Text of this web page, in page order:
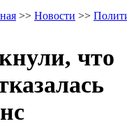
>> Новости >>
что